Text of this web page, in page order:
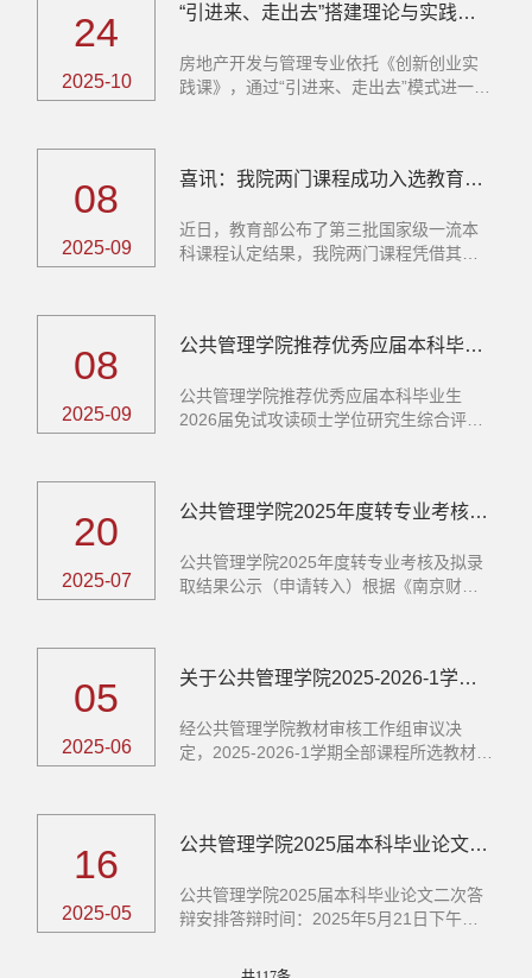
24
2025-10
“引进来、走出去”搭建理论与实践的桥梁
房地产开发与管理专业依托《创新创业实
践课》，通过“引进来、走出去”模式进一
08
2025-09
喜讯：我院两门课程成功入选教育部第三批 国家级一流本科课程
近日，教育部公布了第三批国家级一流本
科课程认定结果，我院两门课程凭借其优
08
2025-09
公共管理学院推荐优秀应届本科毕业生2026届免试攻读硕士学位研究生综合评分结果公示
公共管理学院推荐优秀应届本科毕业生
2026届免试攻读​硕士学位研究生综合评分
20
2025-07
公共管理学院2025年度转专业考核及拟录取结果公示
公共管理学院2025年度转专业考核及拟录
取结果公示（申请转入）根据《南京财经
05
2025-06
关于公共管理学院2025-2026-1学期教材选用情况的公示
经公共管理学院教材审核工作组审议决
定，2025-2026-1学期全部课程所选教材价
16
2025-05
公共管理学院2025届本科毕业论文二次答辩安排
公共管理学院2025届本科毕业论文二次答
辩安排答辩时间：2025年5月21日下午